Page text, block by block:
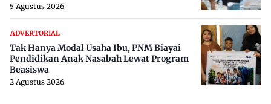
5 Agustus 2026
ADVERTORIAL
Tak Hanya Modal Usaha Ibu, PNM Biayai
Pendidikan Anak Nasabah Lewat Program
Beasiswa
2 Agustus 2026